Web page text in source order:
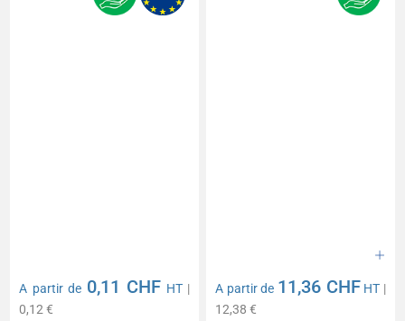
A partir de 0,11 CHF HT|
0,12 €
A partir de 11,36 CHF HT |
12,38 €